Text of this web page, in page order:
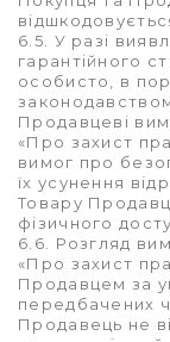
6.5. У разі
гарантійного
особисто, в
Продавцеві
«Про захист
вимог про
їх усунення
Товару
фізичного
6.6. Розгляд
«Про захист
Продавцем за
передбачених
Продавець не